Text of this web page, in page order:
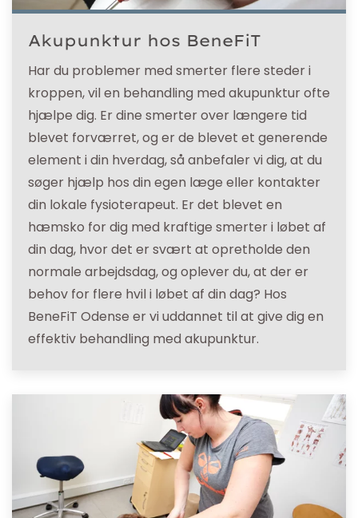
Akupunktur hos BeneFiT
Har du problemer med smerter flere steder i
kroppen, vil en behandling med akupunktur ofte
hjælpe dig. Er dine smerter over længere tid
blevet forværret, og er de blevet et generende
element i din hverdag, så anbefaler vi dig, at du
søger hjælp hos din egen læge eller kontakter
din lokale fysioterapeut. Er det blevet en
hæmsko for dig med kraftige smerter i løbet af
din dag, hvor det er svært at opretholde den
normale arbejdsdag, og oplever du, at der er
behov for flere hvil i løbet af din dag? Hos
BeneFiT Odense er vi uddannet til at give dig en
effektiv behandling med akupunktur.